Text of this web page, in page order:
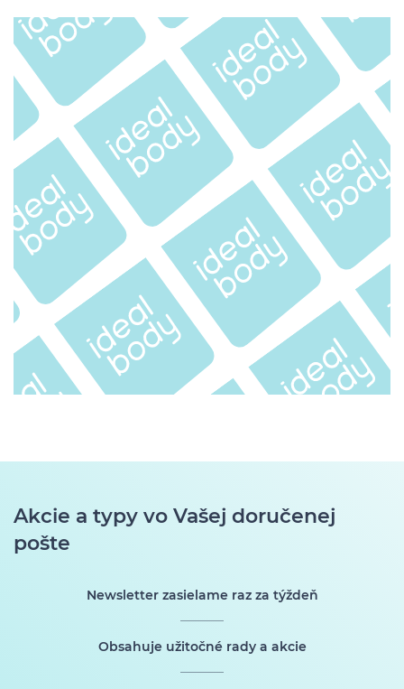
Akcie a typy vo Vašej doručenej
pošte
Newsletter zasielame raz za týždeň
Obsahuje užitočné rady a akcie